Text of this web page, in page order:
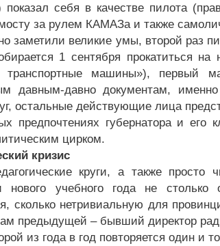
показал себя в качестве пилота
за рулем КАМАЗа и также
заметили великие умы, второй раз
1 сентября прокатиться на
машины»), первый
давным-давно документам,
остальные действующие лица
предпочтениях губернатора и
цирком.
кризис
круги, а также
нового учебного года не столько
сколько нетривиальную для
предыдущей – бывший директор
из года в год повторяется один и